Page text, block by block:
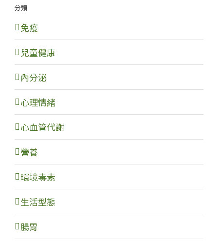
分類
免疫
兒童健康
內分泌
心理情緒
心血管代謝
營養
環境毒素
生活型態
腸胃